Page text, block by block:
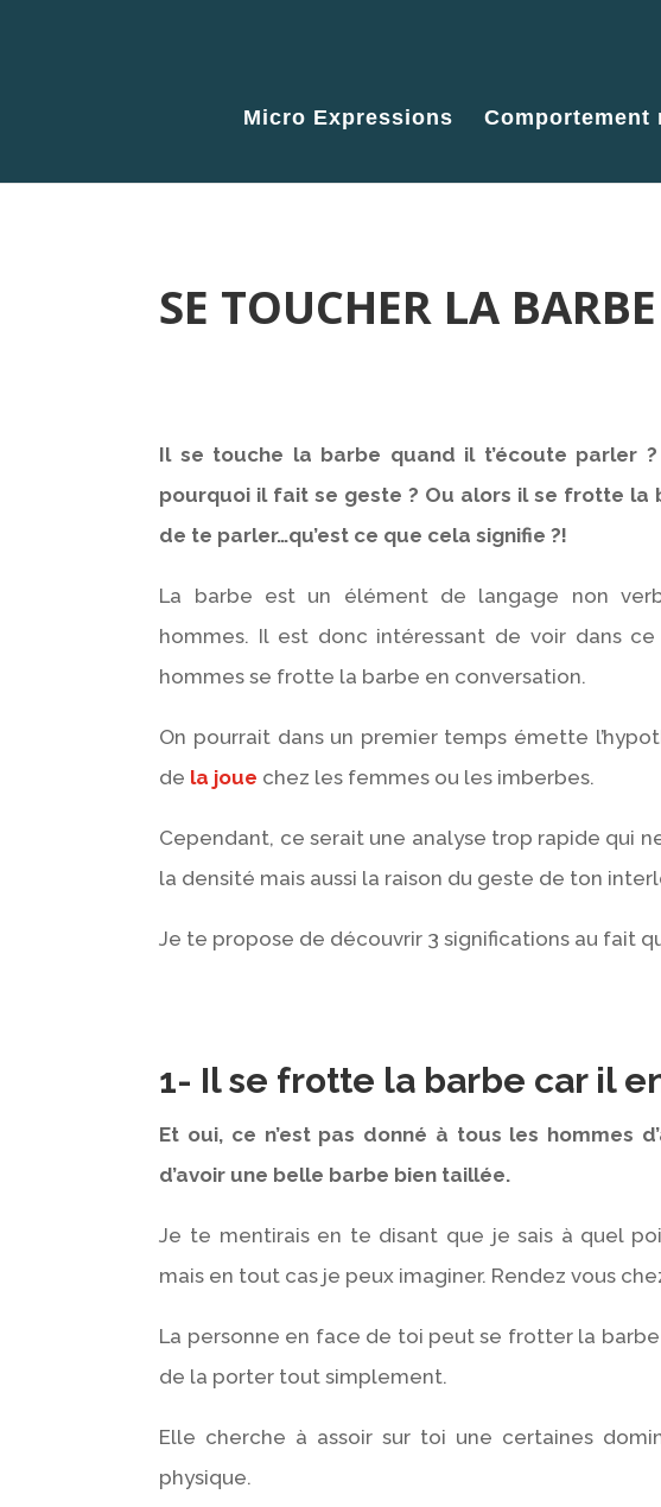
Micro Expressions Comportement
SE TOUCHER LA
Il se touche la barbe quand il t’écoute parler ?
pourquoi il fait se geste ? Ou alors il se frotte la
de te parler…qu’est ce que cela signifie ?!
La barbe est un élément de langage non
hommes. Il est donc intéressant de voir dans
hommes se frotte la barbe en conversation.
On pourrait dans un premier temps émette
de la joue chez les femmes ou les imberbes.
Cependant, ce serait une analyse trop rapide qui
la densité mais aussi la raison du geste de ton
Je te propose de découvrir 3 significations au fait
1- Il se frotte la barbe car il
Et oui, ce n’est pas donné à tous les hommes
d’avoir une belle barbe bien taillée.
Je te mentirais en te disant que je sais à quel
mais en tout cas je peux imaginer. Rendez vous
La personne en face de toi peut se frotter la
de la porter tout simplement.
Elle cherche à assoir sur toi une certaines
physique.